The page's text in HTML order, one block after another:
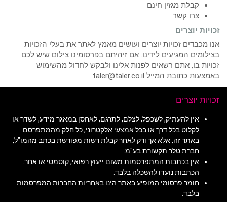
קבלת מגזין חינם
צרו קשר
זכויות יוצרים
אנו מכבדים זכויות יוצרים ועושים מאמץ לאתר את בעלי הזכויות
בצילומים המגיעים לידינו. אם זיהיתם בפרסומינו צילום שיש לכם
זכויות בו, אתם רשאים לפנות אלינו ולבקש לחדול מהשימוש
באמצעות כתובת המייל taler@taler.co.il
זכויות יוצרים
אין להעתיק, לשכפל, לצלם, לתרגם, לאחסן במאגר מידע, לשדר או
לקלוט בכל דרך או בכל אמצעי אלקטרוני, כל חלק מהמתפרסם
באתר זה, אלא אך ורק לאחר קבלת רשות מפורשת בכתב מהמו"ל,
חברת טלר תקשורת בע"מ.
אין בכתבות המתפרסמות משום ייעוץ רפואי, קוסמטי או אחר.
הכתבות נועדו להשכלה בלבד.
חומר פרסומי המופיע באתר הינו באחריות החברות המפרסמות
בלבד.